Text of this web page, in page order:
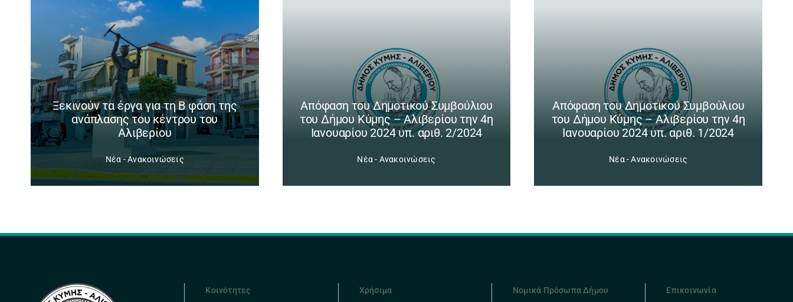
Ξεκινούν τα έργα για τη Β φάση της
ανάπλασης του κέντρου του
Αλιβερίου
Νέα - Ανακοινώσεις
Απόφαση του Δημοτικού Συμβούλιου
του Δήμου Κύμης – Αλιβερίου την 4η
Ιανουαρίου 2024 υπ. αριθ. 2/2024
Νέα - Ανακοινώσεις
Απόφαση του Δημοτικού Συμβούλιου
του Δήμου Κύμης – Αλιβερίου την 4η
Ιανουαρίου 2024 υπ. αριθ. 1/2024
Νέα - Ανακοινώσεις
Κοινότητες Χρήσιμα Νομικά Πρόσωπα Δήμου Επικοινωνία